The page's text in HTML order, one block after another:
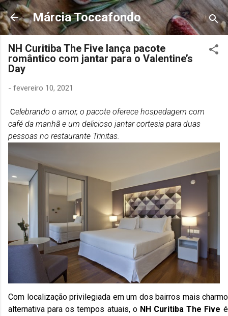
Pular para o
Márcia Toccafondo
NH Curitiba The Five lança pacote
romântico com jantar para o Valentine’s
Day
- fevereiro 10, 2021
Celebrando o amor, o pacote oferece hospedagem com
café da manhã e um delicioso jantar cortesia para duas
pessoas no restaurante Trinitas.
Com localização privilegiada em um dos bairros mais
alternativa para os tempos atuais, o NH Curitiba The Five